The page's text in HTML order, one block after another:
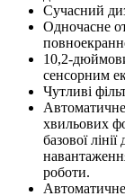
Сучасний
Одночасне
10,2-
сенсорним
Чутливі
хвильових
базової
роботи.